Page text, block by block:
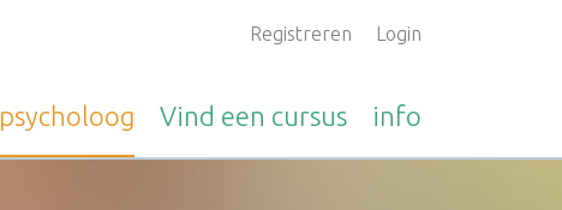
Registreren Login
psycholoog Vind een cursus info